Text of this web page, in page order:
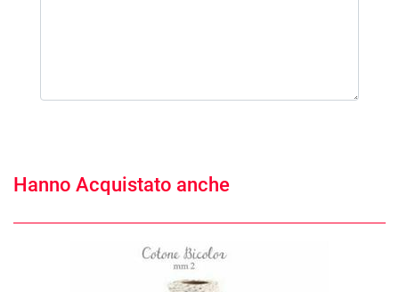
Hanno Acquistato anche